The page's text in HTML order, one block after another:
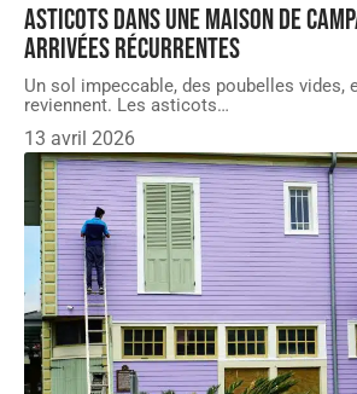
Asticots dans une maison de
arrivées récurrentes
Un sol impeccable, des poubelles vides,
reviennent. Les asticots…
13 avril 2026